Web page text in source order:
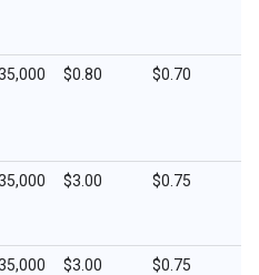
$0.80 $0.70
$3.00 $0.75
$3.00 $0.75